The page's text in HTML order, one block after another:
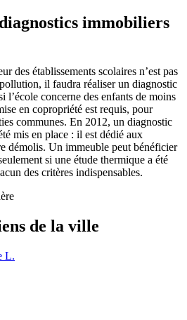
immobiliers
des établissements scolaires n’est pas
il faudra réaliser un diagnostic
l’école concerne des enfants de moins
en copropriété est requis, pour
communes. En 2012, un diagnostic
mis en place : il est dédié aux
démolis. Un immeuble peut bénéficier
si une étude thermique a été
des critères indispensables.
de la ville
L.